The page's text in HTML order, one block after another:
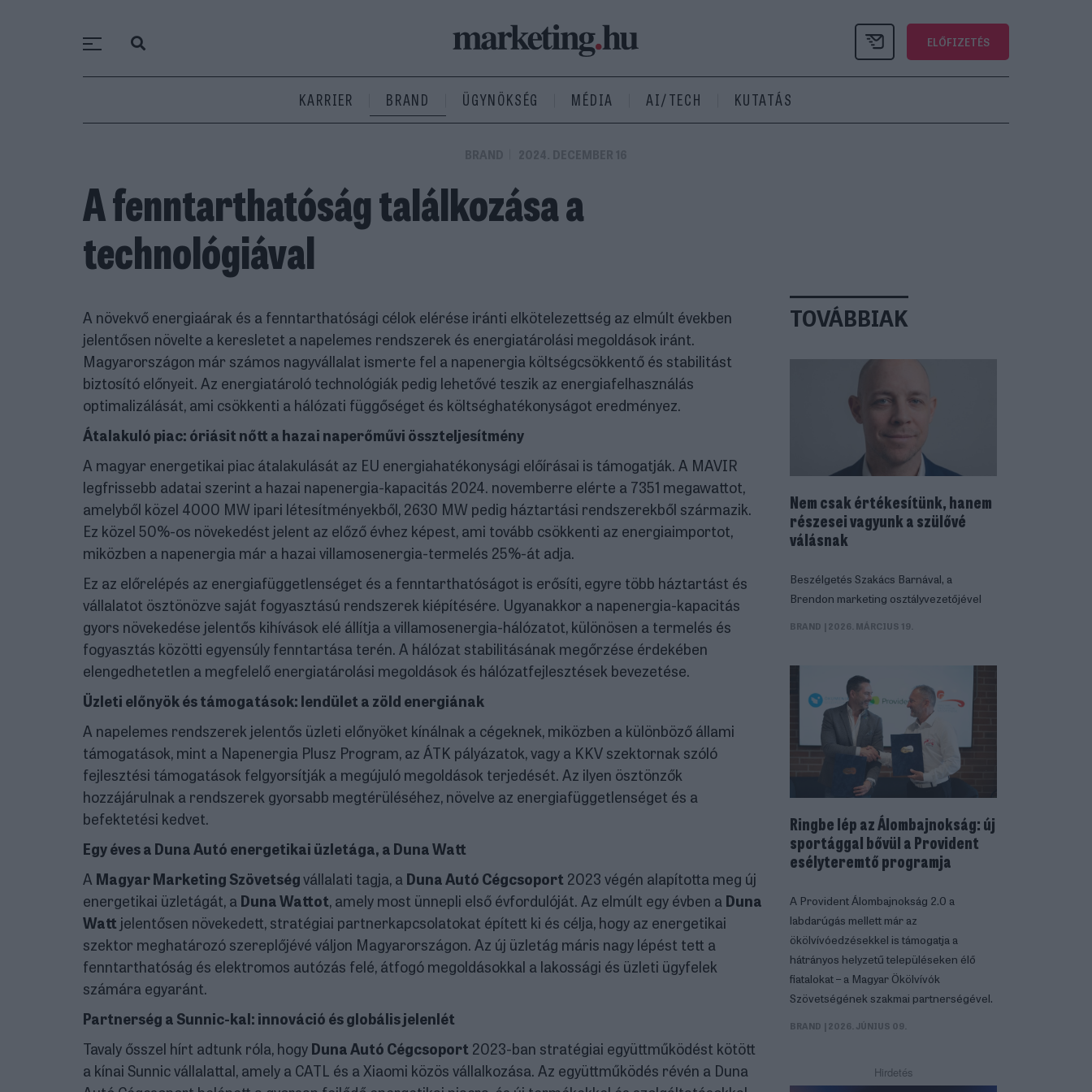
ELŐFIZETÉS
KARRIER BRAND ÜGYNÖKSÉG MÉDIA AI/TECH KUTATÁS
A fenntarthatóság találkozása a
technológiával
A növekvő energiaárak és a fenntarthatósági célok elérése iránti elkötelezettség az elmúlt években
jelentősen növelte a keresletet a napelemes rendszerek és energiatárolási megoldások iránt.
Magyarországon már számos nagyvállalat ismerte fel a napenergia költségcsökkentő és stabilitást
biztosító előnyeit. Az energiatároló technológiák pedig lehetővé teszik az energiafelhasználás
optimalizálását, ami csökkenti a hálózati függőséget és költséghatékonyságot eredményez.
Átalakuló piac: óriásit nőtt a hazai naperőművi összteljesítmény
A magyar energetikai piac átalakulását az EU energiahatékonysági előírásai is támogatják. A MAVIR
legfrissebb adatai szerint a hazai napenergia-kapacitás 2024. novemberre elérte a 7351 megawattot,
amelyből közel 4000 MW ipari létesítményekből, 2630 MW pedig háztartási rendszerekből származik.
Ez közel 50%-os növekedést jelent az előző évhez képest, ami tovább csökkenti az energiaimportot,
miközben a napenergia már a hazai villamosenergia-termelés 25%-át adja.
Ez az előrelépés az energiafüggetlenséget és a fenntarthatóságot is erősíti, egyre több háztartást és
vállalatot ösztönözve saját fogyasztású rendszerek kiépítésére. Ugyanakkor a napenergia-kapacitás
gyors növekedése jelentős kihívások elé állítja a villamosenergia-hálózatot, különösen a termelés és
fogyasztás közötti egyensúly fenntartása terén. A hálózat stabilitásának megőrzése érdekében
elengedhetetlen a megfelelő energiatárolási megoldások és hálózatfejlesztések bevezetése.
Üzleti előnyök és támogatások: lendület a zöld energiának
A napelemes rendszerek jelentős üzleti előnyöket kínálnak a cégeknek, miközben a különböző állami
támogatások, mint a Napenergia Plusz Program, az ÁTK pályázatok, vagy a KKV szektornak szóló
fejlesztési támogatások felgyorsítják a megújuló megoldások terjedését. Az ilyen ösztönzők
hozzájárulnak a rendszerek gyorsabb megtérüléséhez, növelve az energiafüggetlenséget és a
befektetési kedvet.
Egy éves a Duna Autó energetikai üzletága, a Duna Watt
A Magyar Marketing Szövetségvállalati tagja, a Duna Autó Cégcsoport 2023 végén alapította meg új
energetikai üzletágát, a Duna Wattot, amely most ünnepli első évfordulóját. Az elmúlt egy évben a Duna
Watt jelentősen növekedett, stratégiai partnerkapcsolatokat épített ki és célja, hogy az energetikai
szektor meghatározó szereplőjévé váljon Magyarországon. Az új üzletág máris nagy lépést tett a
fenntarthatóság és elektromos autózás felé, átfogó megoldásokkal a lakossági és üzleti ügyfelek
számára egyaránt.
Partnerség a Sunnic-kal: innováció és globális jelenlét
Tavaly ősszel hírt adtunk róla, hogyDuna Autó Cégcsoport 2023-ban stratégiai együttműködést kötött
a kínai Sunnic vállalattal, amely a CATL és a Xiaomi közös vállalkozása. Az együttműködés révén a Duna
TOVÁBBIAK
Nem csak értékesítünk, hanem
részesei vagyunk a szülővé
válásnak
Beszélgetés Szakács Barnával, a
Brendon marketing osztályvezetőjével
BRAND | 2026. MÁRCIUS 19.
Ringbe lép az Álombajnokság: új
sportággal bővül a Provident
esélyteremtő programja
A Provident Álombajnokság 2.0 a
labdarúgás mellett már az
ökölvívóedzésekkel is támogatja a
hátrányos helyzetű településeken élő
fiatalokat – a Magyar Ökölvívók
Szövetségének szakmai partnerségével.
BRAND | 2026. JÚNIUS 09.
Hirdetés